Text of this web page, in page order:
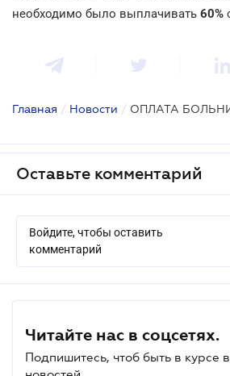
необходимо было выплачивать 60%
Главная / Новости / ОПЛАТА
Оставьте комментарий
Войдите, чтобы оставить
комментарий
Читайте нас в соцсетях.
Подпишитесь, чтоб быть в курсе